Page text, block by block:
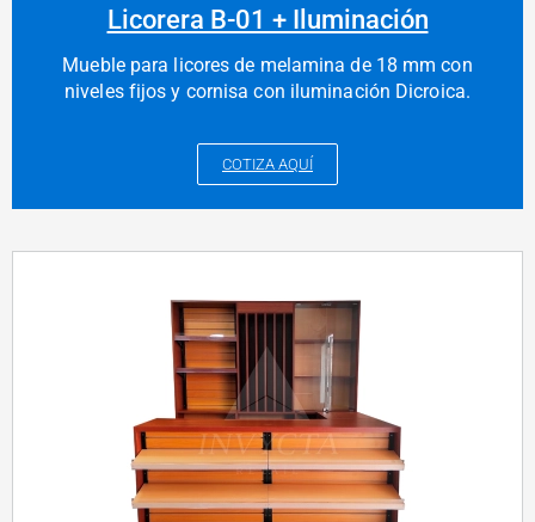
Licorera B-01 + Iluminación
Mueble para licores de melamina de 18 mm con
niveles fijos y cornisa con iluminación Dicroica.
COTIZA AQUÍ